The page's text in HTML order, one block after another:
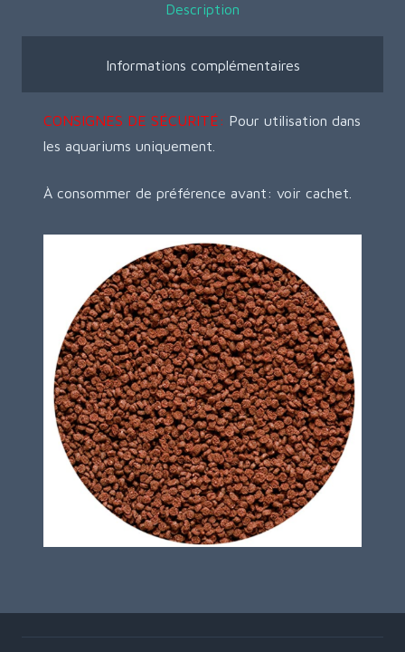
Description
Informations complémentaires
CONSIGNES DE SÉCURITÉ: Pour utilisation dans
les aquariums uniquement.
À consommer de préférence avant: voir cachet.